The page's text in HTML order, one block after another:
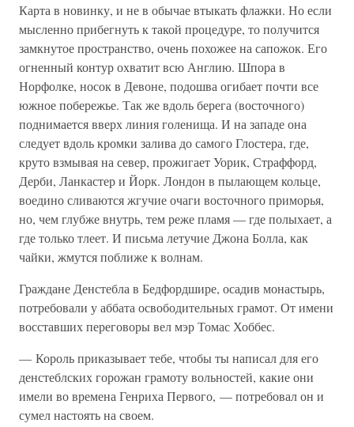
Карта в новинку, и не в обычае втыкать флажки. Но если
мысленно прибегнуть к такой процедуре, то получится
замкнутое пространство, очень похожее на сапожок. Его
огненный контур охватит всю Англию. Шпора в
Норфолке, носок в Девоне, подошва огибает почти все
южное побережье. Так же вдоль берега (восточного)
поднимается вверх линия голенища. И на западе она
следует вдоль кромки залива до самого Глостера, где,
круто взмывая на север, прожигает Уорик, Страффорд,
Дерби, Ланкастер и Йорк. Лондон в пылающем кольце,
воедино сливаются жгучие очаги восточного приморья,
но, чем глубже внутрь, тем реже пламя — где полыхает, а
где только тлеет. И письма летучие Джона Болла, как
чайки, жмутся поближе к волнам.
Граждане Денстебла в Бедфордшире, осадив монастырь,
потребовали у аббата освободительных грамот. От имени
восставших переговоры вел мэр Томас Хоббес.
— Король приказывает тебе, чтобы ты написал для его
денстеблских горожан грамоту вольностей, какие они
имели во времена Генриха Первого, — потребовал он и
сумел настоять на своем.